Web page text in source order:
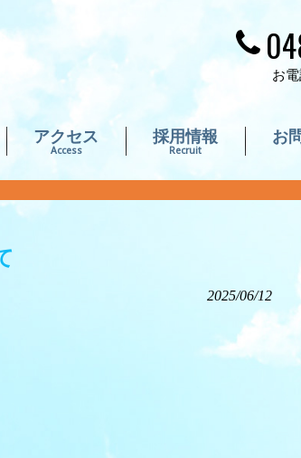
お
アクセス
Access
採用情報
Recruit
お
2025/06/12